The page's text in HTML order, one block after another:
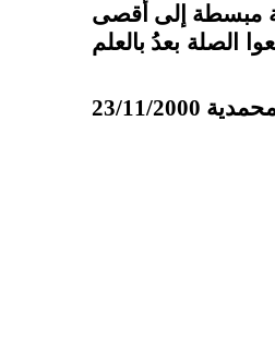
مبسطة إلى أقصى
الصلة بعدُ بالعلم
23/11/2000